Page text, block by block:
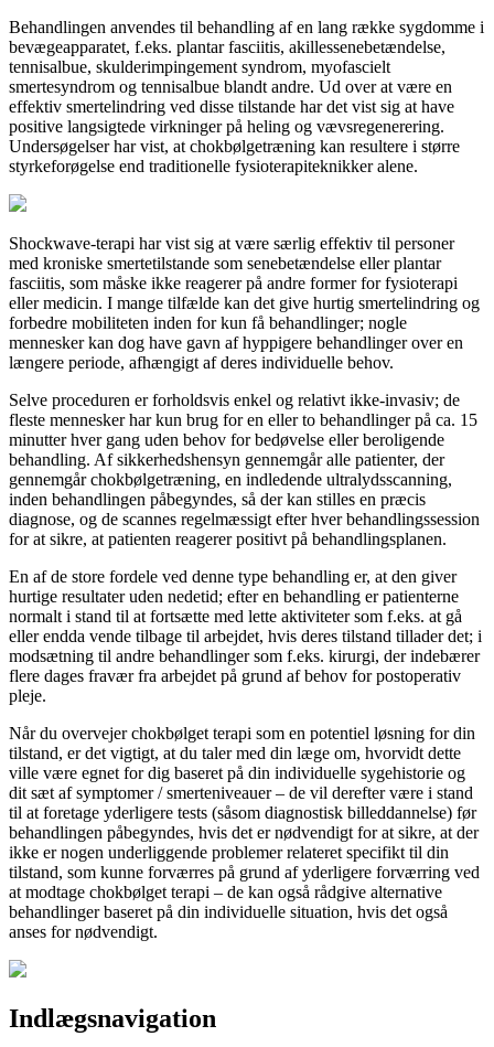
Behandlingen anvendes til behandling af en lang række sygdomme i
bevægeapparatet, f.eks. plantar fasciitis, akillessenebetændelse,
tennisalbue, skulderimpingement syndrom, myofascielt
smertesyndrom og tennisalbue blandt andre. Ud over at være en
effektiv smertelindring ved disse tilstande har det vist sig at have
positive langsigtede virkninger på heling og vævsregenerering.
Undersøgelser har vist, at chokbølgetræning kan resultere i større
styrkeforøgelse end traditionelle fysioterapiteknikker alene.
Shockwave-terapi har vist sig at være særlig effektiv til personer
med kroniske smertetilstande som senebetændelse eller plantar
fasciitis, som måske ikke reagerer på andre former for fysioterapi
eller medicin. I mange tilfælde kan det give hurtig smertelindring og
forbedre mobiliteten inden for kun få behandlinger; nogle
mennesker kan dog have gavn af hyppigere behandlinger over en
længere periode, afhængigt af deres individuelle behov.
Selve proceduren er forholdsvis enkel og relativt ikke-invasiv; de
fleste mennesker har kun brug for en eller to behandlinger på ca. 15
minutter hver gang uden behov for bedøvelse eller beroligende
behandling. Af sikkerhedshensyn gennemgår alle patienter, der
gennemgår chokbølgetræning, en indledende ultralydsscanning,
inden behandlingen påbegyndes, så der kan stilles en præcis
diagnose, og de scannes regelmæssigt efter hver behandlingssession
for at sikre, at patienten reagerer positivt på behandlingsplanen.
En af de store fordele ved denne type behandling er, at den giver
hurtige resultater uden nedetid; efter en behandling er patienterne
normalt i stand til at fortsætte med lette aktiviteter som f.eks. at gå
eller endda vende tilbage til arbejdet, hvis deres tilstand tillader det; i
modsætning til andre behandlinger som f.eks. kirurgi, der indebærer
flere dages fravær fra arbejdet på grund af behov for postoperativ
pleje.
Når du overvejer chokbølget terapi som en potentiel løsning for din
tilstand, er det vigtigt, at du taler med din læge om, hvorvidt dette
ville være egnet for dig baseret på din individuelle sygehistorie og
dit sæt af symptomer / smerteniveauer – de vil derefter være i stand
til at foretage yderligere tests (såsom diagnostisk billeddannelse) før
behandlingen påbegyndes, hvis det er nødvendigt for at sikre, at der
ikke er nogen underliggende problemer relateret specifikt til din
tilstand, som kunne forværres på grund af yderligere forværring ved
at modtage chokbølget terapi – de kan også rådgive alternative
behandlinger baseret på din individuelle situation, hvis det også
anses for nødvendigt.
Indlægsnavigation